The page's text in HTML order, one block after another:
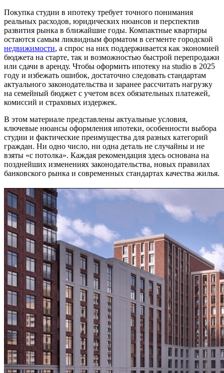
Покупка студии в ипотеку требует точного понимания
реальных расходов, юридических нюансов и перспектив
развития рынка в ближайшие годы. Компактные квартиры
остаются самым ликвидным форматом в сегменте городской
недвижимости, а спрос на них поддерживается как экономией
бюджета на старте, так и возможностью быстрой перепродажи
или сдачи в аренду. Чтобы оформить ипотеку на studio в 2025
году и избежать ошибок, достаточно следовать стандартам
актуального законодательства и заранее рассчитать нагрузку
на семейный бюджет с учетом всех обязательных платежей,
комиссий и страховых издержек.
В этом материале представлены актуальные условия,
ключевые нюансы оформления ипотеки, особенности выбора
студии и фактические преимущества для разных категорий
граждан. Ни одно число, ни одна деталь не случайны и не
взяты «с потолка». Каждая рекомендация здесь основана на
позднейших изменениях законодательства, новых правилах
банковского рынка и современных стандартах качества жилья.